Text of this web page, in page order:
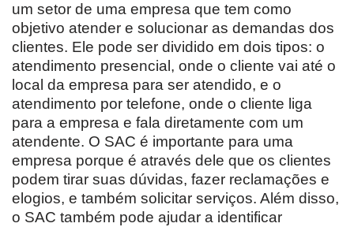
um setor de uma empresa que tem como
objetivo atender e solucionar as demandas dos
clientes. Ele pode ser dividido em dois tipos: o
atendimento presencial, onde o cliente vai até o
local da empresa para ser atendido, e o
atendimento por telefone, onde o cliente liga
para a empresa e fala diretamente com um
atendente. O SAC é importante para uma
empresa porque é através dele que os clientes
podem tirar suas dúvidas, fazer reclamações e
elogios, e também solicitar serviços. Além disso,
o SAC também pode ajudar a identificar